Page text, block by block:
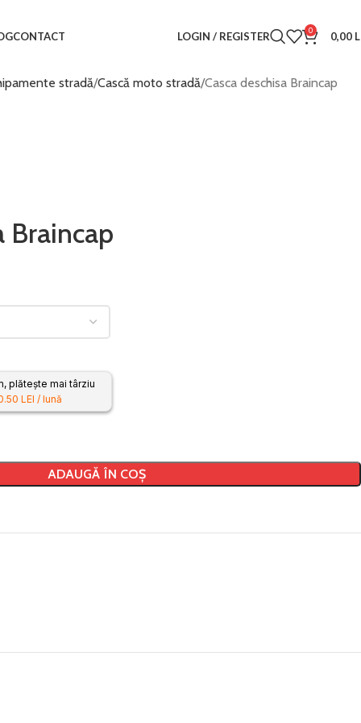
CONTACT LOGIN / REGISTER 0 0,00
stradă Cască moto stradă Casca deschisa Braincap
Braincap
ADAUGĂ ÎN COȘ
plătește mai târziu
LEI / lună